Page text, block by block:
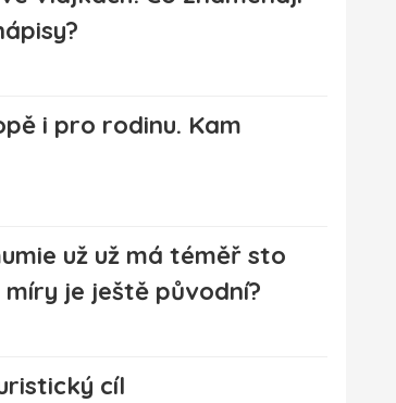
i pro rodinu. Kam
už už má téměř sto
je ještě původní?
cíl